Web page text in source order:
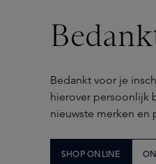
Bedankt voor je
hierover persoonlijk
nieuwste merken en
SHOP ONLINE